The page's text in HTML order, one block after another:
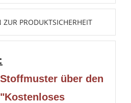
PRODUKTSICHERHEIT
über den